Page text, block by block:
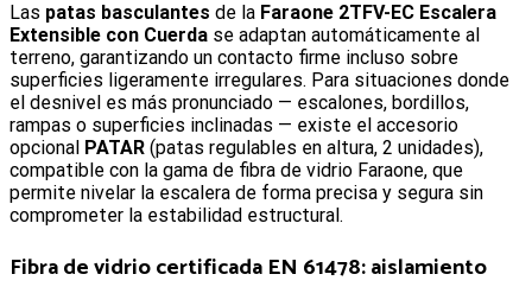
Las patas basculantes de la Faraone 2TFV-EC Escalera
Extensible con Cuerda se adaptan automáticamente al
terreno, garantizando un contacto firme incluso sobre
superficies ligeramente irregulares. Para situaciones donde
el desnivel es más pronunciado — escalones, bordillos,
rampas o superficies inclinadas — existe el accesorio
opcional PATAR (patas regulables en altura, 2 unidades),
compatible con la gama de fibra de vidrio Faraone, que
permite nivelar la escalera de forma precisa y segura sin
comprometer la estabilidad estructural.
Fibra de vidrio certificada EN 61478: aislamiento